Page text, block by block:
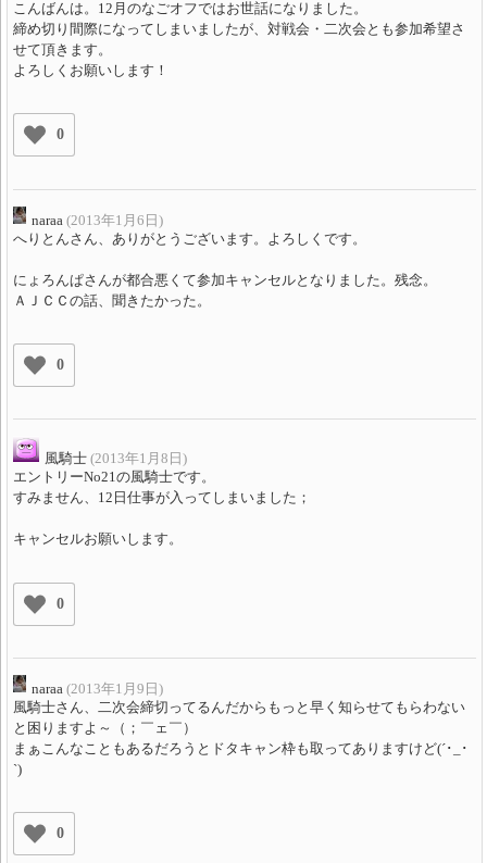
こんばんは。12月のなごオフではお世話になりました。
締め切り間際になってしまいましたが、対戦会・二次会とも参加希望さ
せて頂きます。
よろしくお願いします！
0
naraa (2013年1月6日)
へりとんさん、ありがとうございます。よろしくです。
にょろんぱさんが都合悪くて参加キャンセルとなりました。残念。
ＡＪＣＣの話、聞きたかった。
0
風騎士 (2013年1月8日)
エントリーNo21の風騎士です。
すみません、12日仕事が入ってしまいました；
キャンセルお願いします。
0
naraa (2013年1月9日)
風騎士さん、二次会締切ってるんだからもっと早く知らせてもらわない
と困りますよ～（；￣ェ￣）
まぁこんなこともあるだろうとドタキャン枠も取ってありますけど(´･_･
`)
0